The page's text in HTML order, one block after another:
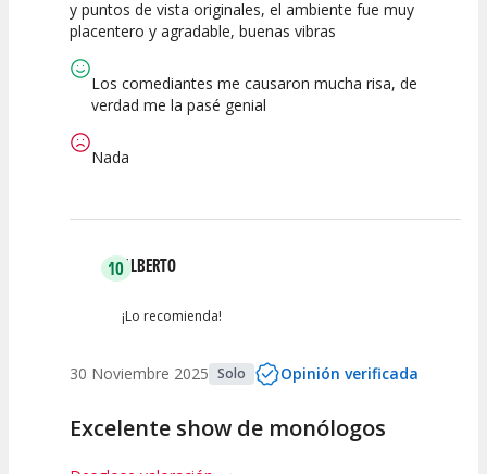
Calidad del
Espectáculo
Puesta en
Escena
Interpretación
artística
y puntos de vista originales, el ambiente fue muy
placentero y agradable, buenas vibras
Los comediantes me causaron mucha risa, de
verdad me la pasé genial
Nada
10ALBERTO
¡Lo recomienda!
30 Noviembre 2025 Solo Opinión verificada
Excelente show de monólogos